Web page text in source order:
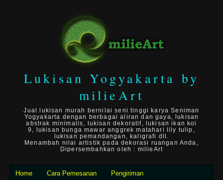
Lukisan Yogyakarta by
milieArt
Jual lukisan murah bernilai seni tinggi karya Seniman
Yogyakarta dengan berbagai aliran dan gaya, lukisan
abstrak minimalis, lukisan dekoratif, lukisan ikan koi
9, lukisan bunga mawar anggrek matahari lily tulip,
lukisan pemandangan, kaligrafi dll.
Menambah nilai artistik pada dekorasi ruangan Anda,
Dipersembahkan oleh : milieArt
Home Cara Pemesanan Pengiriman